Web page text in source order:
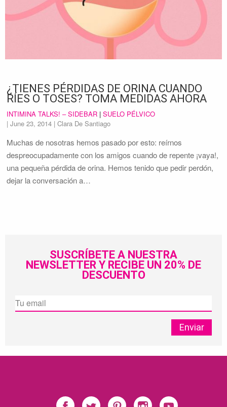
¿TIENES PÉRDIDAS DE ORINA CUANDO
RÍES O TOSES? TOMA MEDIDAS AHORA
INTIMINA TALKS! – SIDEBAR |SUELO PÉLVICO
|June 23, 2014 | Clara De Santiago
Muchas de nosotras hemos pasado por esto: reírnos
despreocupadamente con los amigos cuando de repente ¡vaya!,
una pequeña pérdida de orina. Hemos tenido que pedir perdón,
dejar la conversación a…
SUSCRÍBETE A NUESTRA
NEWSLETTER Y RECIBE UN 20% DE
DESCUENTO